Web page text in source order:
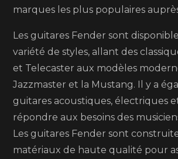
marques les plus populaires
Les guitares Fender sont
variété de styles, allant des
et Telecaster aux modèles
Jazzmaster et la Mustang. Il y a
guitares acoustiques, électriques
répondre aux besoins des
Les guitares Fender sont
matériaux de haute qualité pour